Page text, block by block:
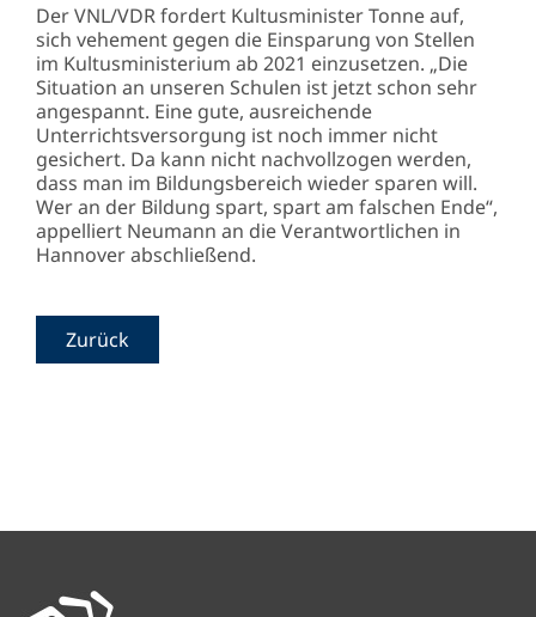
Der VNL/VDR fordert Kultusminister Tonne auf,
sich vehement gegen die Einsparung von Stellen
im Kultusministerium ab 2021 einzusetzen. „Die
Situation an unseren Schulen ist jetzt schon sehr
angespannt. Eine gute, ausreichende
Unterrichtsversorgung ist noch immer nicht
gesichert. Da kann nicht nachvollzogen werden,
dass man im Bildungsbereich wieder sparen will.
Wer an der Bildung spart, spart am falschen Ende“,
appelliert Neumann an die Verantwortlichen in
Hannover abschließend.
Zurück